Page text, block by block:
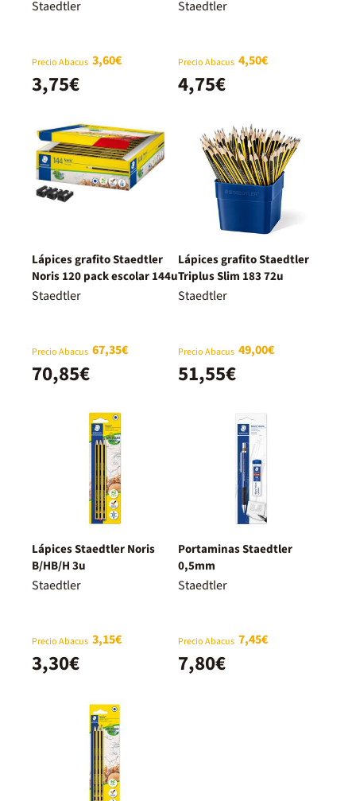
piezas
Staedtler
Precio Abacus 3,60€
3,75€
Staedtler
Precio Abacus 4,50€
4,75€
Lápices grafito Staedtler
Noris 120 pack escolar 144u
Staedtler
Precio Abacus 67,35€
70,85€
Lápices grafito Staedtler
Triplus Slim 183 72u
Staedtler
Precio Abacus 49,00€
51,55€
Lápices Staedtler Noris
B/HB/H 3u
Staedtler
Precio Abacus 3,15€
3,30€
Portaminas Staedtler
0,5mm
Staedtler
Precio Abacus 7,45€
7,80€